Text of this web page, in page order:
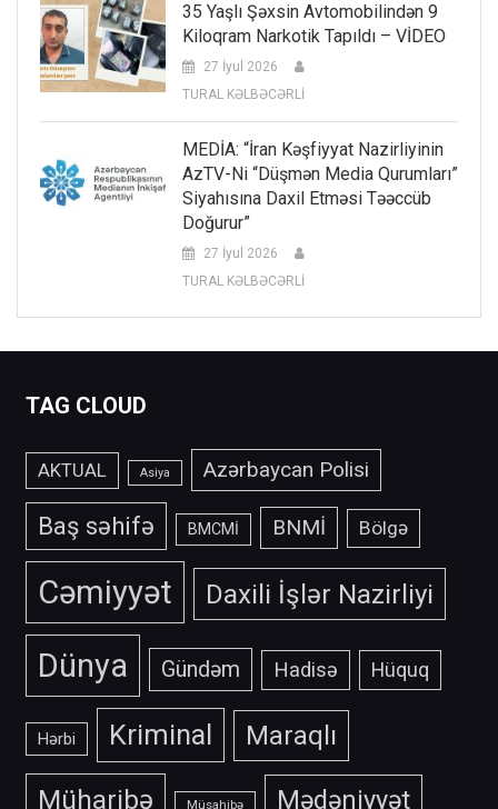
35 Yaşlı Şəxsin Avtomobilindən 9
Kiloqram Narkotik Tapıldı – VİDEO
27 İyul 2026
TURAL KƏLBƏCƏRLİ
MEDİA: “İran Kəşfiyyat Nazirliyinin
AzTV-Ni “düşmən Media Qurumları”
Siyahısına Daxil Etməsi Təəccüb
Doğurur”
27 İyul 2026
TURAL KƏLBƏCƏRLİ
TAG CLOUD
AKTUAL Asiya Azərbaycan Polisi
Baş səhifə BMCMİ BNMİ Bölgə
Cəmiyyət Daxili İşlər Nazirliyi
Dünya Gündəm Hadisə Hüquq
Hərbi Kriminal Maraqlı
Müharibə Müsahibə Mədəniyyət